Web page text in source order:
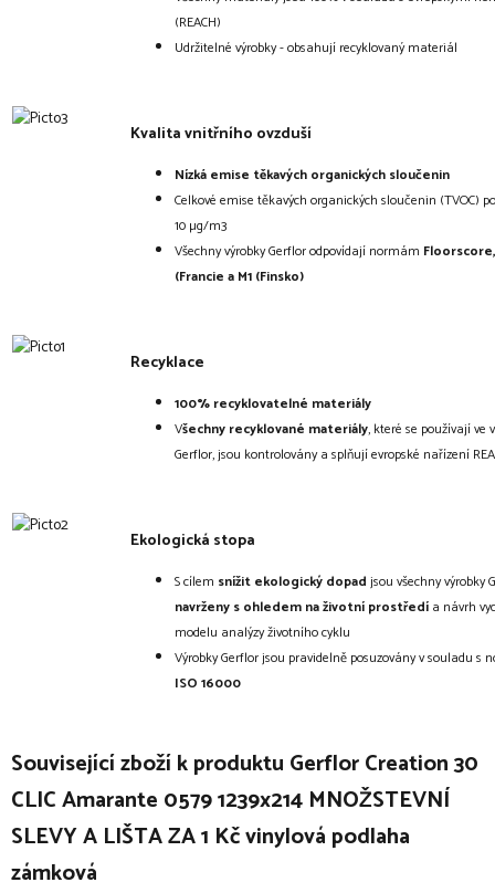
(REACH)
Udržitelné výrobky - obsahují recyklovaný materiál
Kvalita vnitřního ovzduší
Nízká emise těkavých organických sloučenin
Celkové emise těkavých organických sloučenin (TVOC)
10 µg/m3
Všechny výrobky Gerflor odpovídají normám
(Francie a M1 (Finsko)
Recyklace
100% recyklovatelné materiály
Všechny recyklované materiály, které se používají ve
Gerflor, jsou kontrolovány a splňují evropské nařízení
Ekologická stopa
S cílem snížit ekologický dopad jsou všechny výrobky
navrženy s ohledem na životní prostředí a návrh
modelu analýzy životního cyklu
Výrobky Gerflor jsou pravidelně posuzovány v souladu s
ISO 16000
Související zboží k produktu Gerflor Creation 30
CLIC Amarante 0579 1239x214 MNOŽSTEVNÍ
SLEVY A LIŠTA ZA 1 Kč vinylová podlaha
zámková